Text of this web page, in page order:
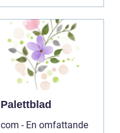
Palettblad
com - En omfattande